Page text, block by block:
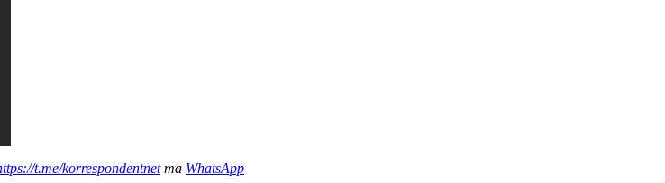
t.me/korrespondentnetта WhatsApp